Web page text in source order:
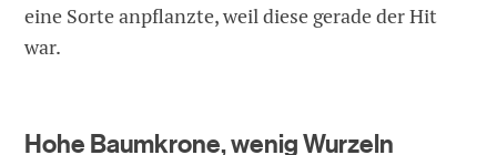
eine Sorte anpflanzte, weil diese gerade der Hit
war.
Hohe Baumkrone, wenig Wurzeln